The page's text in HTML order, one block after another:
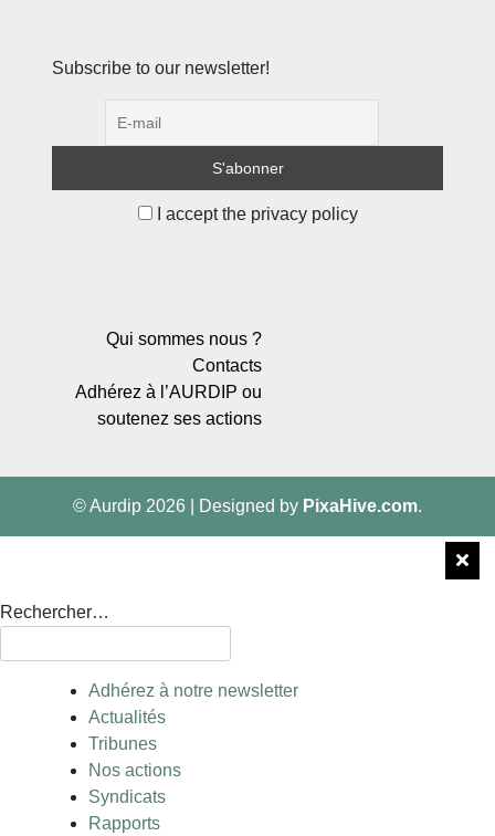
Subscribe to our newsletter!
I accept the privacy policy
Qui sommes nous ?
Contacts
Adhérez à l’AURDIP ou
soutenez ses actions
© Aurdip 2026 Designed by PixaHive.com.
Rechercher…
Adhérez à notre newsletter
Actualités
Tribunes
Nos actions
Syndicats
Rapports